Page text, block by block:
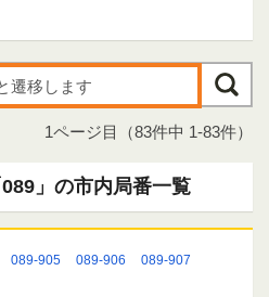
1ページ目（83件中 1-83件）
」の市内局番一覧
089-905 089-906 089-907